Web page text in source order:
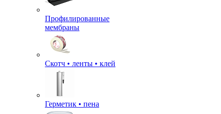
Профилированные
мембраны
Скотч • ленты • клей
Герметик • пена